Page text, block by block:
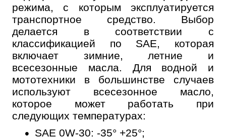
режима, с которым эксплуатируется
транспортное средство. Выбор
делается в соответствии с
классификацией по SAE, которая
включает зимние, летние и
всесезонные масла. Для водной и
мототехники в большинстве случаев
используют всесезонное масло,
которое может работать при
следующих температурах:
SAE 0W-30: -35° +25°;